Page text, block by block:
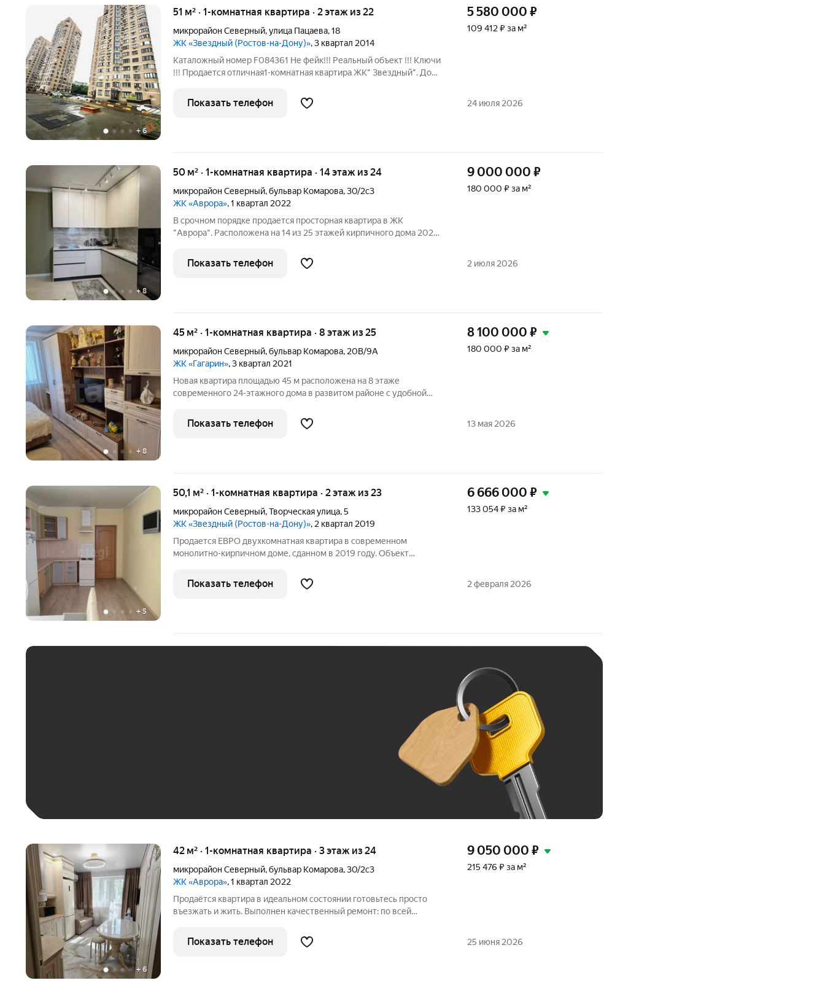
+6
51 м² · 1-комнатная квартира · 2 этаж из 22
микрорайон Северный,улица Пацаева,18
ЖК «Звездный (Ростов-на-Дону)», 3 квартал 2014
Каталожный номер F084361 Не фейк!!! Реальный объект !!! Ключи
!!! Продается отличная1-комнатная квартира ЖК" Звездный". Дом
шаговой доступности. В ПОДАРОК ПОКУПАТЕЛЮ остается
мебель и
5 580 000 ₽
109 412 ₽ за м²
Показать телефон 24 июля 2026
+8
50 м² · 1-комнатная квартира · 14 этаж из 24
микрорайон Северный,бульвар Комарова,30/2с3
ЖК «Аврора», 1 квартал 2022
В срочном порядке продается просторная квартира в ЖК
"Аврора". Расположена на 14 из 25 этажей кирпичного дома 2021
мебель и техника остаются новым жильцам. В квартире есть все:
светлая
9 000 000 ₽
180 000 ₽ за м²
Показать телефон 2 июля 2026
+ 8
45 м² · 1-комнатная квартира · 8 этаж из 25
микрорайон Северный,бульвар Комарова, 20В/9А
ЖК «Гагарин», 3 квартал 2021
Новая квартира площадью 45 м расположена на 8 этаже
современного 24-этажного дома в развитом районе с удобной
Выход на лоджию 2,5 м увеличивает полезное пространство и
дает дополнительное
8 100 000 ₽
180 000 ₽ за м²
Показать телефон 13 мая 2026
+ 5
50,1 м² · 1-комнатная квартира · 2 этаж из 23
микрорайон Северный,Творческая улица,5
ЖК «Звездный (Ростов-на-Дону)», 2 квартал 2019
Продается ЕВРО двухкомнатная квартира в современном
монолитно-кирпичном доме, сданном в 2019 году. Объект
ремонтом и полной меблировкой, включающей всю необходимую
бытовую технику: холодильник,
6 666 000 ₽
133 054 ₽ за м²
Показать телефон 2 февраля 2026
+ 6
42 м² · 1-комнатная квартира · 3 этаж из 24
микрорайон Северный,бульвар Комарова,30/2с3
ЖК «Аврора», 1 квартал 2022
Продаётся квартира в идеальном состоянии готовьтесь просто
въезжать и жить. Выполнен качественный ремонт: по всей
окна заменены на толстый профиль Rehau (в комнате и на кухне).
Установлена
9 050 000 ₽
215 476 ₽ за м²
Показать телефон 25 июня 2026